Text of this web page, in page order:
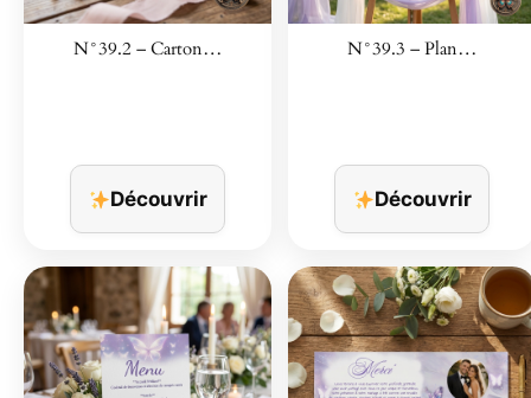
N°39.2 – Carton…
Découvrir
N°39.3 – Plan…
Découvrir